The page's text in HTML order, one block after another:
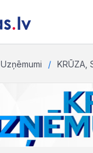
Uzņēmumi KRŪZA,